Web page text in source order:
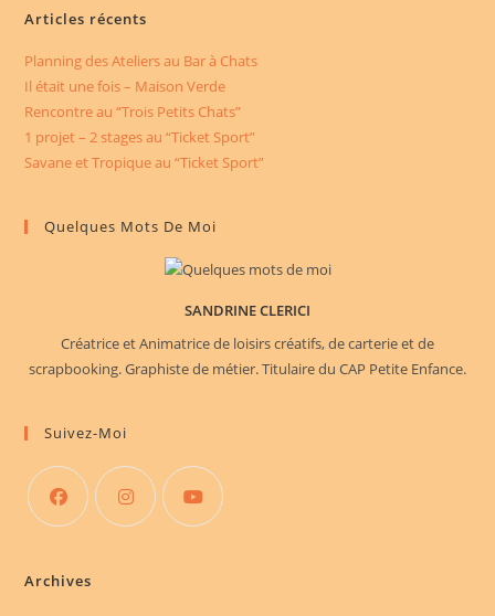
Articles récents
Planning des Ateliers au Bar à Chats
Il était une fois – Maison Verde
Rencontre au “Trois Petits Chats”
1 projet – 2 stages au “Ticket Sport”
Savane et Tropique au “Ticket Sport”
Quelques Mots De Moi
SANDRINE CLERICI
Créatrice et Animatrice de loisirs créatifs, de carterie et de
scrapbooking. Graphiste de métier. Titulaire du CAP Petite Enfance.
Suivez-Moi
Archives